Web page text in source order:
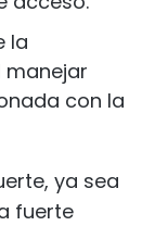
la
manejar
con la
ya sea
fuerte